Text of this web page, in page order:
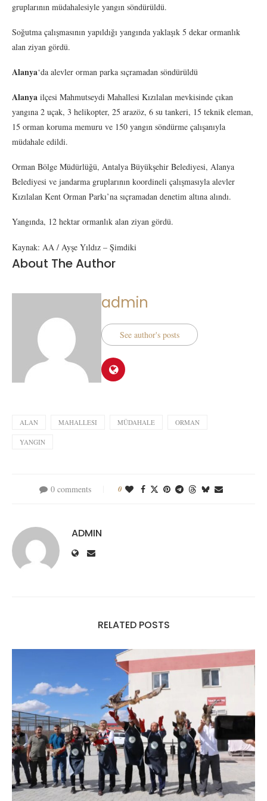
gruplarının müdahalesiyle yangın söndürüldü.
Soğutma çalışmasının yapıldığı yangında yaklaşık 5 dekar ormanlık
alan ziyan gördü.
Alanya‘da alevler orman parka sıçramadan söndürüldü
Alanya ilçesi Mahmutseydi Mahallesi Kızılalan mevkisinde çıkan
yangına 2 uçak, 3 helikopter, 25 arazöz, 6 su tankeri, 15 teknik eleman,
15 orman koruma memuru ve 150 yangın söndürme çalışanıyla
müdahale edildi.
Orman Bölge Müdürlüğü, Antalya Büyükşehir Belediyesi, Alanya
Belediyesi ve jandarma gruplarının koordineli çalışmasıyla alevler
Kızılalan Kent Orman Parkı’na sıçramadan denetim altına alındı.
Yangında, 12 hektar ormanlık alan ziyan gördü.
Kaynak: AA / Ayşe Yıldız – Şimdiki
About The Author
admin
See author's posts
ALAN MAHALLESI MÜDAHALE ORMAN
YANGIN
0 comments 0
ADMIN
RELATED POSTS